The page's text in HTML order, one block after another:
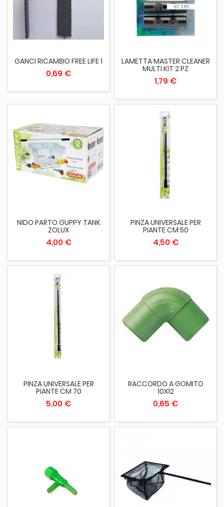
GANCI RICAMBIO FREE LIFE 1
0,69 €
LAMETTA MASTER CLEANER
MULTI KIT 2 PZ
1,79 €
NIDO PARTO GUPPY TANK
ZOLUX
4,00 €
PINZA UNIVERSALE PER
PIANTE CM 50
4,50 €
PINZA UNIVERSALE PER
PIANTE CM 70
5,00 €
RACCORDO A GOMITO
10X12
0,65 €